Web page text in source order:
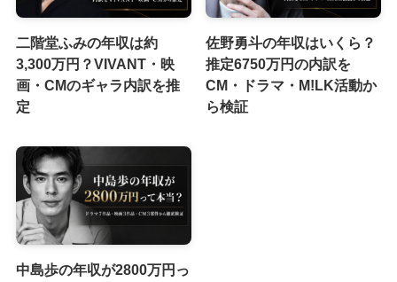
二階堂ふみの年収は約
3,300万円？VIVANT・映
画・CMのギャラ内訳を推
定
佐野勇斗の年収はいくら？
推定6750万円の内訳を
CM・ドラマ・M!LK活動か
ら検証
中島歩の年収が2800万円っ